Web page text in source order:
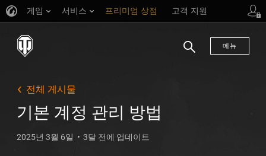
게임 서비스 프리미엄 상점 고객 지원
메뉴
전체 게시물
기본 계정 관리 방법
2025년 3월 6일 3달 전에 업데이트